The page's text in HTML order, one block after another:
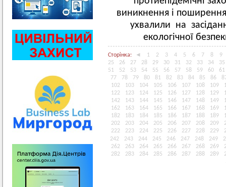
виникнення і
ухвалили на
екологічної
Сторінка: ◄ 1 2 3 4 5 6 7 8
9
25
26 27 28 29 30 31 32 33 34
35
51
52 53 54 55 56 57 58 59 60
61
77
78 79 80 81 82 83 84 85 86
102
103 104 105 106 107 108 109
122
123 124 125 126 127 128 129
142
143 144 145 146 147 148 149
162
163 164 165 166 167 168 169
182
183 184 185 186 187 188 189
202
203 204 205 206 207 208 209
222
223 224 225 226 227 228 229
242
243 244 245 246 247 248 249
262
263 264 265 266 267 268 269
282
283 284 285 286 287 288 289